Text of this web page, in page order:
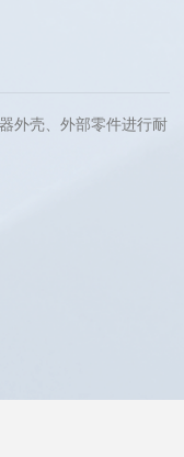
外壳、外部零件进行耐